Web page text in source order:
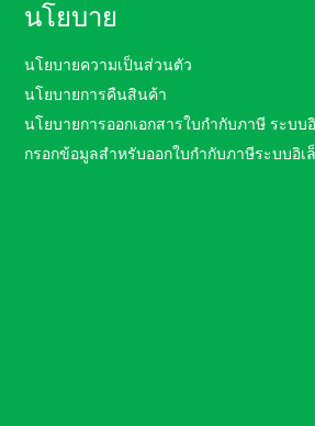
นโยบาย
นโยบายความเป็นส่วนตัว
นโยบายการคืนสินค้า
นโยบายการออกเอกสารใบกำกับภาษี ระบบ
กรอกข้อมูลสำหรับออกใบกำกับภาษีระบบอิเ